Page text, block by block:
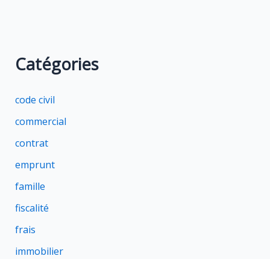
Catégories
code civil
commercial
contrat
emprunt
famille
fiscalité
frais
immobilier